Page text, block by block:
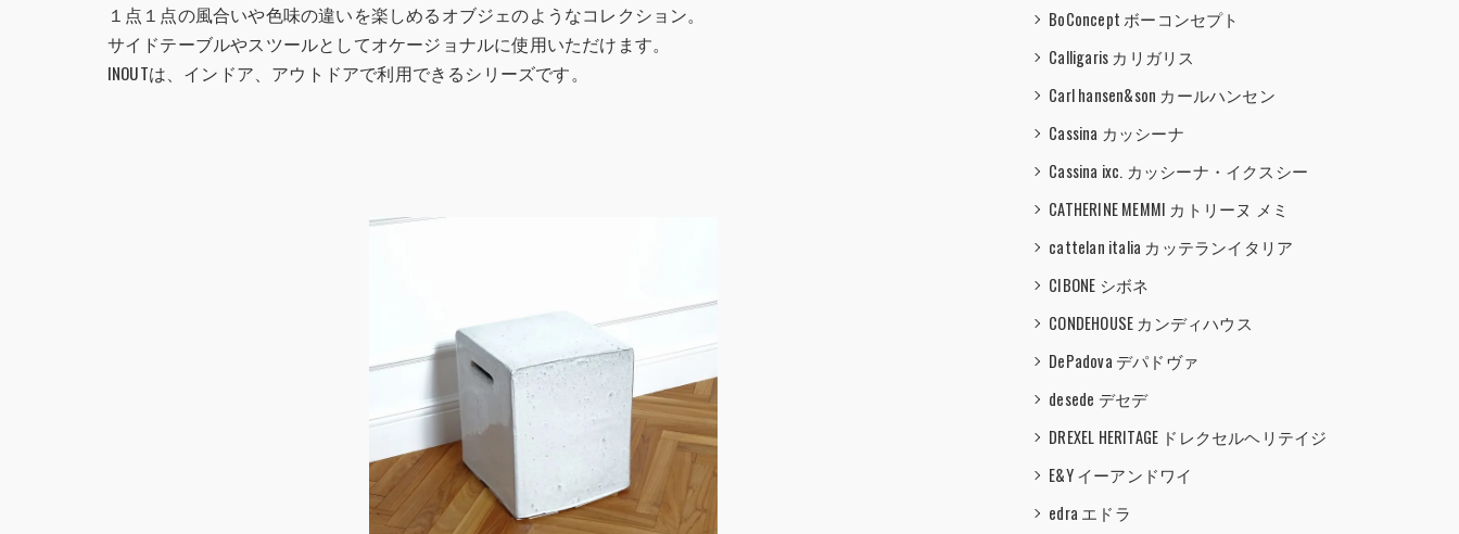
１点１点の風合いや色味の違いを楽しめるオブジェのようなコレクション。
サイドテーブルやスツールとしてオケージョナルに使用いただけます。
INOUTは、インドア、アウトドアで利用できるシリーズです。
BoConcept ボーコンセプト
Calligaris カリガリス
Carl hansen&son カールハンセン
Cassina カッシーナ
Cassina ixc. カッシーナ・イクスシー
CATHERINE MEMMI カトリーヌ メミ
cattelan italia カッテランイタリア
CIBONE シボネ
CONDEHOUSE カンディハウス
DePadova デパドヴァ
desede デセデ
DREXEL HERITAGE ドレクセルヘリテイジ
E&Y イーアンドワイ
edra エドラ